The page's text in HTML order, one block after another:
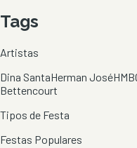
Tags
Artistas
Dina SantaHerman JoséHMB
Bettencourt
Tipos de Festa
Festas Populares